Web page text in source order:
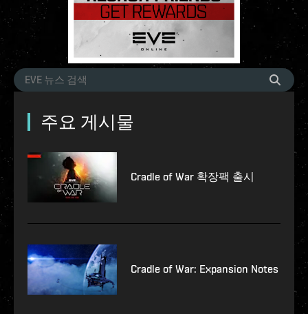
주요 게시물
Cradle of War 확장팩 출시
Cradle of War: Expansion Notes